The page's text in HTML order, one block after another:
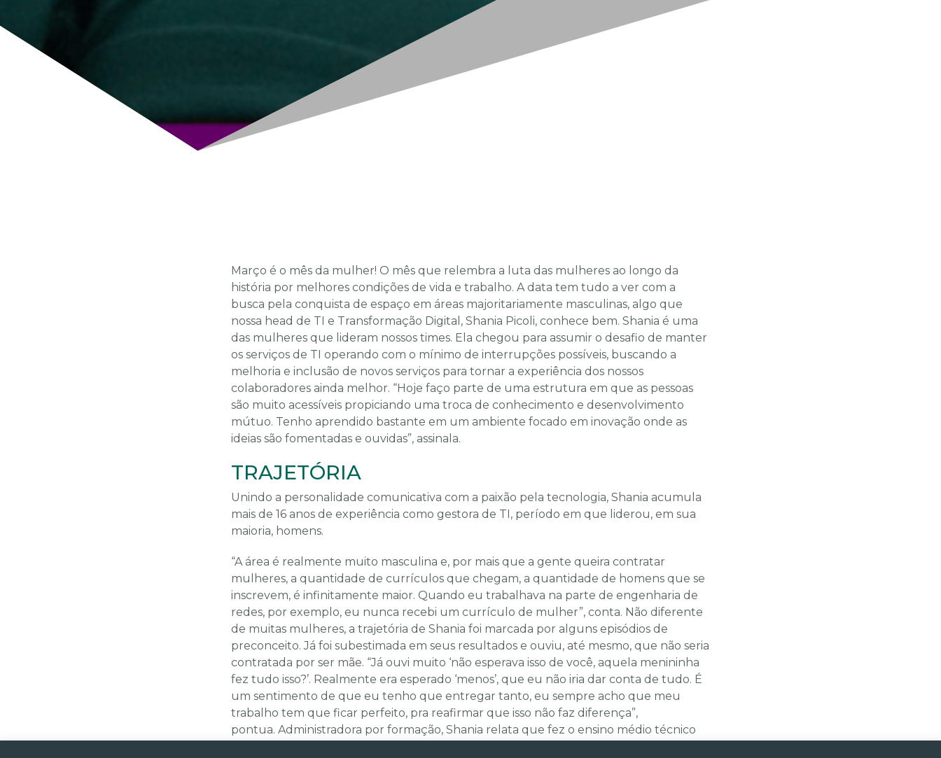
Março é o mês da mulher! O mês que relembra a luta das mulheres ao longo da
história por melhores condições de vida e trabalho. A data tem tudo a ver com a
busca pela conquista de espaço em áreas majoritariamente masculinas, algo que
nossa head de TI e Transformação Digital, Shania Picoli, conhece bem. Shania é uma
das mulheres que lideram nossos times. Ela chegou para assumir o desafio de manter
os serviços de TI operando com o mínimo de interrupções possíveis, buscando a
melhoria e inclusão de novos serviços para tornar a experiência dos nossos
colaboradores ainda melhor. “Hoje faço parte de uma estrutura em que as pessoas
são muito acessíveis propiciando uma troca de conhecimento e desenvolvimento
mútuo. Tenho aprendido bastante em um ambiente focado em inovação onde as
ideias são fomentadas e ouvidas”, assinala.
TRAJETÓRIA
Unindo a personalidade comunicativa com a paixão pela tecnologia, Shania acumula
mais de 16 anos de experiência como gestora de TI, período em que liderou, em sua
maioria, homens.
“A área é realmente muito masculina e, por mais que a gente queira contratar
mulheres, a quantidade de currículos que chegam, a quantidade de homens que se
inscrevem, é infinitamente maior. Quando eu trabalhava na parte de engenharia de
redes, por exemplo, eu nunca recebi um currículo de mulher”, conta. Não diferente
de muitas mulheres, a trajetória de Shania foi marcada por alguns episódios de
preconceito. Já foi subestimada em seus resultados e ouviu, até mesmo, que não seria
contratada por ser mãe. “Já ouvi muito ‘não esperava isso de você, aquela menininha
fez tudo isso?’. Realmente era esperado ‘menos’, que eu não iria dar conta de tudo. É
um sentimento de que eu tenho que entregar tanto, eu sempre acho que meu
trabalho tem que ficar perfeito, pra reafirmar que isso não faz diferença”,
pontua. Administradora por formação, Shania relata que fez o ensino médio técnico